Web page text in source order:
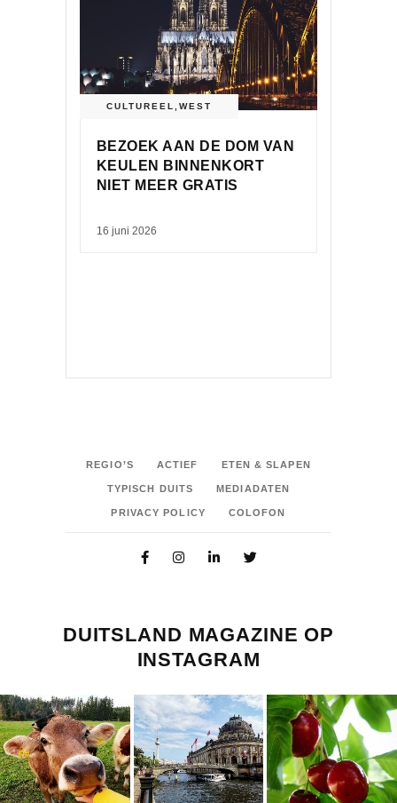
CULTUREEL,WEST
BEZOEK AAN DE DOM VAN
KEULEN BINNENKORT
NIET MEER GRATIS
16 juni 2026
REGIO’S ACTIEF ETEN & SLAPEN
TYPISCH DUITS MEDIADATEN
PRIVACY POLICY COLOFON
DUITSLAND MAGAZINE OP
INSTAGRAM